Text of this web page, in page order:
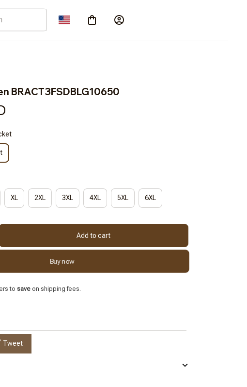
BRACT3FSDBLG10650
XL 2XL 3XL 4XL 5XL 6XL
Add to cart
Buy now
to save on shipping fees.
Tweet